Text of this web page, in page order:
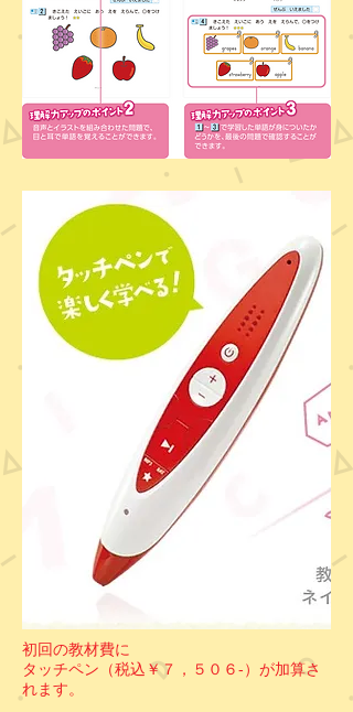
初回の教材費に
タッチペン（税込￥７，５０６-）が加算さ
れます。